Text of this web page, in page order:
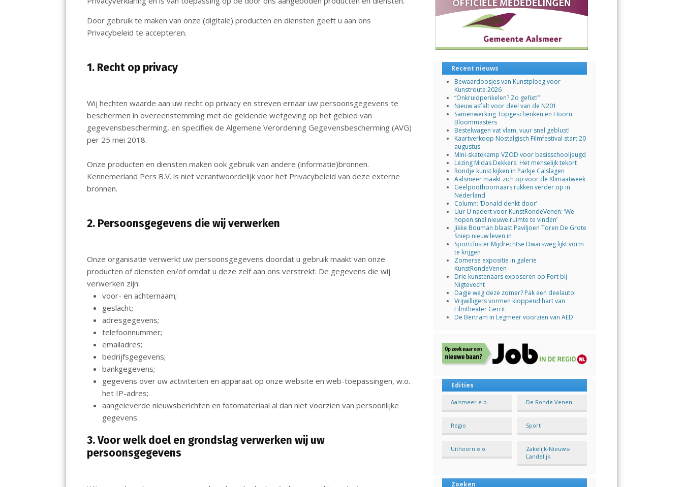
o
o
A
p
Door gebruik te maken van onze (digitale) producten en diensten geeft u aan ons
Privacybeleid te accepteren.
1. Recht op privacy
Wij hechten waarde aan uw recht op privacy en streven ernaar uw persoonsgegevens te
beschermen in overeenstemming met de geldende wetgeving op het gebied van
gegevensbescherming, en specifiek de Algemene Verordening Gegevensbescherming (AVG)
per 25 mei 2018.
Onze producten en diensten maken ook gebruik van andere (informatie)bronnen.
Kennemerland Pers B.V. is niet verantwoordelijk voor het Privacybeleid van deze externe
bronnen.
2. Persoonsgegevens die wij verwerken
Onze organisatie verwerkt uw persoonsgegevens doordat u gebruik maakt van onze
producten of diensten en/of omdat u deze zelf aan ons verstrekt. De gegevens die wij
verwerken zijn:
voor- en achternaam;
geslacht;
adresgegevens;
telefoonnummer;
emailadres;
bedrijfsgegevens;
bankgegevens;
gegevens over uw activiteiten en apparaat op onze website en web-toepassingen, w.o.
het IP-adres;
aangeleverde nieuwsberichten en fotomateriaal al dan niet voorzien van persoonlijke
gegevens.
3. Voor welk doel en grondslag verwerken wij uw
persoonsgegevens
Recent nieuws
Bewaardoosjes van Kunstploeg voor
Kunstroute 2026
“Onkruidperikelen? Zo gefixt!”
Nieuw asfalt voor deel van de N201
Samenwerking Topgeschenken en Hoorn
Bloommasters
Bestelwagen vat vlam, vuur snel geblust!
Kaartverkoop Nostalgisch Filmfestival start 20
augustus
Mini-skatekamp VZOD voor basisschooljeugd
Lezing Midas Dekkers: Het menselijk tekort
Rondje kunst kijken in Parkje Calslagen
Aalsmeer maakt zich op voor de Klimaatweek
Geelpoothoornaars rukken verder op in
Nederland
Column: ‘Donald denkt door’
Uur U nadert voor KunstRondeVenen: ‘We
hopen snel nieuwe ruimte te vinden’
Jikke Bouman blaast Paviljoen Toren De Grote
Sniep nieuw leven in
Sportcluster Mijdrechtse Dwarsweg lijkt vorm
te krijgen
Zomerse expositie in galerie
KunstRondeVenen
Drie kunstenaars exposeren op Fort bij
Nigtevecht
Dagje weg deze zomer? Pak een deelauto!
Vrijwilligers vormen kloppend hart van
Filmtheater Gerrit
De Bertram in Legmeer voorzien van AED
Edities
Aalsmeer e.o. De Ronde Venen
Regio Sport
Uithoorn e.o.
Zakelijk-Nieuws-
Landelijk
Zoeken